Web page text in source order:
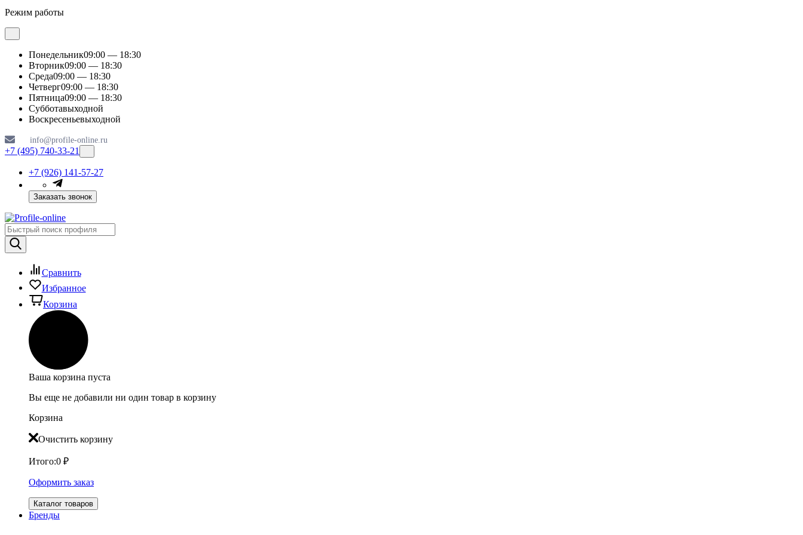
Режим работы
Понедельник09:00 — 18:30
Вторник09:00 — 18:30
Среда09:00 — 18:30
Четверг09:00 — 18:30
Пятница09:00 — 18:30
Субботавыходной
Воскресеньевыходной
info@profile-online.ru
+7 (495) 740-33-21
+7 (926) 141-57-27
Заказать звонок
Сравнить
Избранное
Корзина
Ваша корзина пуста
Вы еще не добавили ни один товар в корзину
Корзина
Очистить корзину
Итого:0 ₽
Оформить заказ
Каталог товаров
Бренды